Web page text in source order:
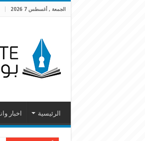
الجمعة , أغسطس 7 2026
الرئيسية اخبار